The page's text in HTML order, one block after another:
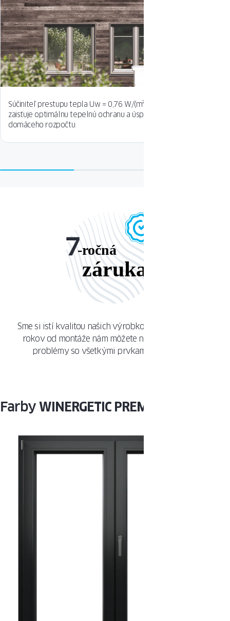
Súčiniteľ prestupu tepla Uw = 0,76 W/(m²K)
zaisťuje optimálnu tepelnú ochranu a úsporu
domáceho rozpočtu.
Sme si istí kvalitou našich výrobkov, preto po dobu 7
rokov od montáže nám môžete nahlásiť akékoľvek
problémy so všetkými prvkami našich okien.
FarbyWINERGETIC PREMIUM